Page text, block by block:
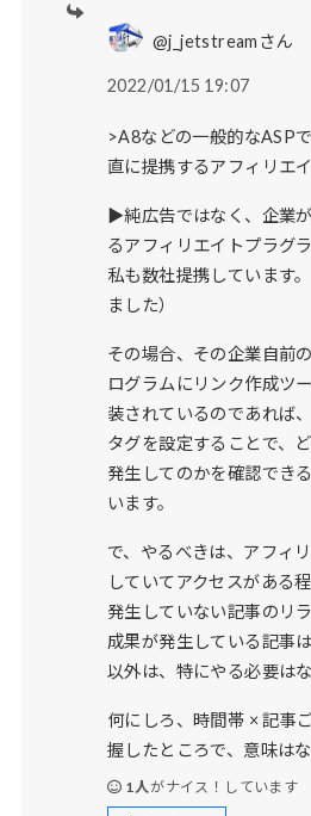
@j_jetstreamさん
2022/01/15 19:07
>A8などの一般的なASP
直に提携するアフィリエイ
▶純広告ではなく、企業
るアフィリエイトプラグ
私も数社提携しています
ました）
その場合、その企業自前
ログラムにリンク作成ツ
装されているのであれば
タグを設定することで、
発生してのかを確認でき
います。
で、やるべきは、アフィ
していてアクセスがある
発生していない記事のリ
成果が発生している記事
以外は、特にやる必要は
何にしろ、時間帯 × 記事
握したところで、意味はな
1人がナイス！しています